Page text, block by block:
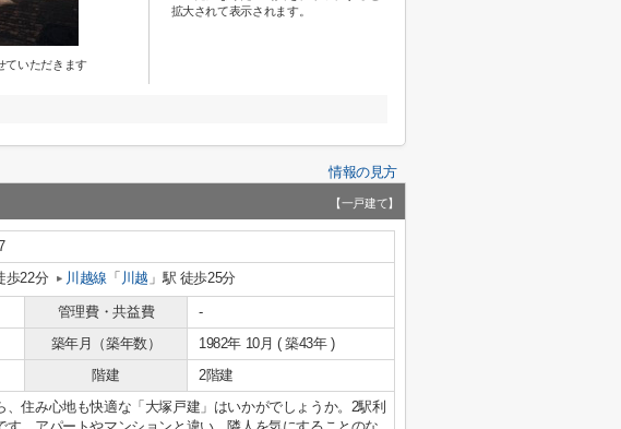
ていただきます
拡大されて表示されます。
情報の見方
【一戸建て】
歩22分 川越線 「 川越 」駅 徒歩25分
管理費・共益費
-
築年月（築年数）
1982年 10月 ( 築43年 )
階建 2階建
、住み心地も快適な「大塚戸建」はいかがでしょうか。2駅利